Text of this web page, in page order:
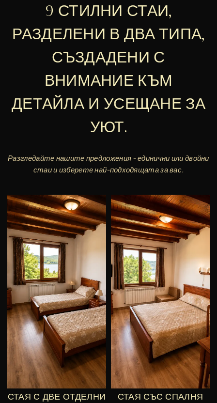
9 СТИЛНИ СТАИ,
РАЗДЕЛЕНИ В ДВА ТИПА,
СЪЗДАДЕНИ С
ВНИМАНИЕ КЪМ
ДЕТАЙЛА И УСЕЩАНЕ ЗА
УЮТ.
Разгледайте нашите предложения - единични или двойни
стаи и изберете най-подходящата за вас.
СТАЯ С ДВЕ ОТДЕЛНИ СТАЯ СЪС СПАЛНЯ